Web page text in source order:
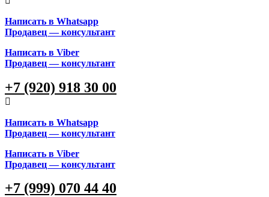
Написать в Whatsapp
Продавец — консультант
Написать в Viber
Продавец — консультант
+7 (920) 918 30 00
Написать в Whatsapp
Продавец — консультант
Написать в Viber
Продавец — консультант
+7 (999) 070 44 40